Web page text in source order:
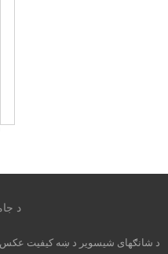
د شانګهای شیسویر د ښه کیفیت عکس